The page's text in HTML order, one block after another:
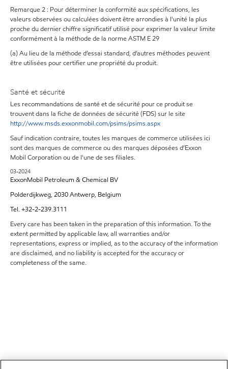
Remarque 2 : Pour déterminer la conformité aux spécifications, les
valeurs observées ou calculées doivent être arrondies à l'unité la plus
proche du dernier chiffre significatif utilisé pour exprimer la valeur limite
conformément à la méthode de la norme ASTM E 29
(a) Au lieu de la méthode d’essai standard, d’autres méthodes peuvent
être utilisées pour certifier une propriété du produit.
Santé et sécurité
Les recommandations de santé et de sécurité pour ce produit se
trouvent dans la fiche de données de sécurité (FDS) sur le site
http://www.msds.exxonmobil.com/psims/psims.aspx
Sauf indication contraire, toutes les marques de commerce utilisées ici
sont des marques de commerce ou des marques déposées d’Exxon
Mobil Corporation ou de l'une de ses filiales.
03-2024
ExxonMobil Petroleum & Chemical BV
Polderdijkweg, 2030 Antwerp, Belgium
Tel. +32-2-239.3111
Every care has been taken in the preparation of this information. To the
extent permitted by applicable law, all warranties and/or
representations, express or implied, as to the accuracy of the information
are disclaimed, and no liability is accepted for the accuracy or
completeness of the same.